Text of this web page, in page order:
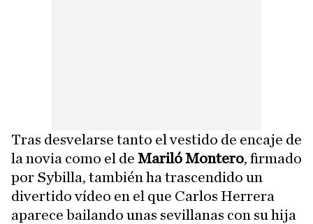
Tras desvelarse tanto el vestido de encaje de
la novia como el de Mariló Montero, firmado
por Sybilla, también ha trascendido un
divertido vídeo en el que Carlos Herrera
aparece bailando unas sevillanas con su hija